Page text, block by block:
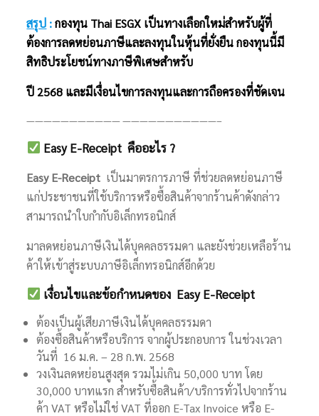
สรุป :กองทุน Thai ESGX เป็นทางเลือกใหม่สำหรับผู้ที่
ต้องการลดหย่อนภาษีและลงทุนในหุ้นที่ยั่งยืน กองทุนนี้มี
สิทธิประโยชน์ทางภาษีพิเศษสำหรับ
ปี 2568 และมีเงื่อนไขการลงทุนและการถือครองที่ชัดเจน
——————————— ———————————–
Easy E-Receipt คืออะไร ?
Easy E-Receipt เป็นมาตรการภาษี ที่ช่วยลดหย่อนภาษี
แก่ประชาชนที่ใช้บริการหรือซื้อสินค้าจากร้านค้าดังกล่าว
สามารถนำใบกำกับอิเล็กทรอนิกส์
มาลดหย่อนภาษีเงินได้บุคคลธรรมดา และยังช่วยเหลือร้าน
ค้าให้เข้าสู่ระบบภาษีอิเล็กทรอนิกส์อีกด้วย
เงื่อนไขและข้อกำหนดของ Easy E-Receipt
ต้องเป็นผู้เสียภาษีเงินได้บุคคลธรรมดา
ต้องซื้อสินค้าหรือบริการ จากผู้ประกอบการ ในช่วงเวลา
วันที่ 16 ม.ค. – 28 ก.พ. 2568
วงเงินลดหย่อนสูงสุด รวมไม่เกิน 50,000 บาท โดย
30,000 บาทแรก สำหรับซื้อสินค้า/บริการทั่วไปจากร้าน
ค้า VAT หรือไม่ใช่ VAT ที่ออก E-Tax Invoice หรือ E-